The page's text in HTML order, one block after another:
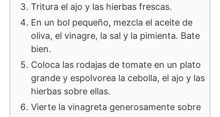
Tritura el ajo y las hierbas frescas.
En un bol pequeño, mezcla el aceite de
oliva, el vinagre, la sal y la pimienta. Bate
bien.
Coloca las rodajas de tomate en un plato
grande y espolvorea la cebolla, el ajo y las
hierbas sobre ellas.
Vierte la vinagreta generosamente sobre